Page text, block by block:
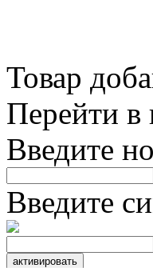
Товар
Перейти в
Введите
Введите